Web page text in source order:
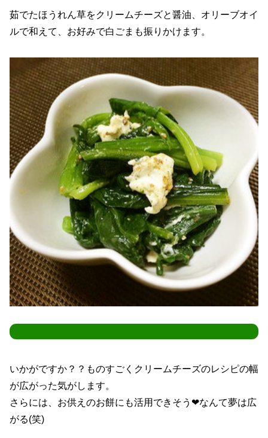
茹でたほうれん草をクリームチーズと醤油、オリーブオイ
ルで和えて、お好みで白ごまも振りかけます。
いかがですか？？ものすごくクリームチーズのレシピの幅
が広がった気がします。
さらには、お供えのお餅にも活用できそう❤なんて夢は広
がる(笑)